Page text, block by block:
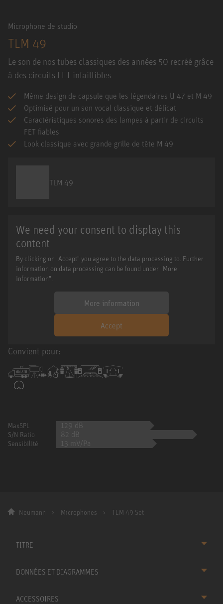
Microphone de studio
TLM 49
Le son de nos tubes classiques des années 50 recréé grâce
à des circuits FET infaillibles
Même design de capsule que les légendaires U 47 et M 49
Optimisé pour un son vocal classique et délicat
Caractéristiques sonores des lampes à partir de circuits
FET fiables
Look classique avec grande grille de tête M 49
TLM 49
We need your consent to display this
content
By clicking on "Accept" you agree to the data processing to. Further
information on data processing can be found under "More
information".
More information
Accept
Convient pour:
MaxSPL 129 dB
S/N Ratio 82 dB
Sensibilité 13 mV/Pa
Neumann Microphones TLM 49 Set
TITRE
DONNÉES ET DIAGRAMMES
ACCESSOIRES